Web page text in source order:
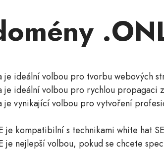
je ideální volbou pro tvorbu webových
je ideální volbou pro rychlou propagaci
je vynikající volbou pro vytvoření
je kompatibilní s technikami white hat
je nejlepší volbou, pokud se chcete